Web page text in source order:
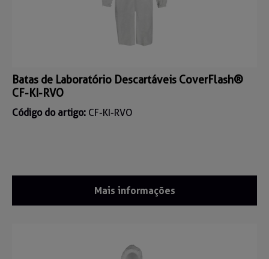
Batas de Laboratório Descartáveis CoverFlash®
CF-KI-RVO
Código do artigo: CF-KI-RVO
Mais informações